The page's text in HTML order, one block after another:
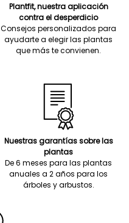
Plantfit, nuestra aplicación
contra el desperdicio
Consejos personalizados para
ayudarte a elegir las plantas
que más te convienen.
Nuestras garantías sobre las
plantas
De 6 meses para las plantas
anuales a 2 años para los
árboles y arbustos.